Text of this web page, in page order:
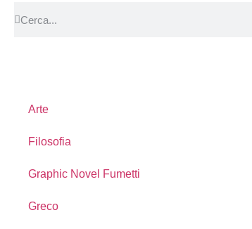
Arte
Filosofia
Graphic Novel Fumetti
Greco